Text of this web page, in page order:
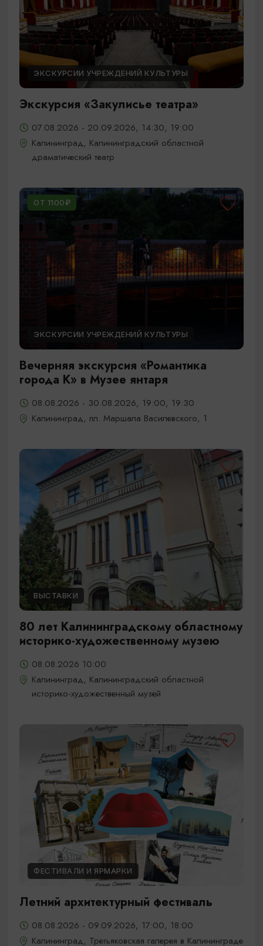
ЭКСКУРСИИ УЧРЕЖДЕНИЙ КУЛЬТУРЫ
Экскурсия «Закулисье театра»
07.08.2026 - 20.09.2026, 14:30, 19:00
Калининград, Калининградский областной
драматический театр
ОТ 1100₽
ЭКСКУРСИИ УЧРЕЖДЕНИЙ КУЛЬТУРЫ
Вечерняя экскурсия «Романтика
города К» в Музее янтаря
08.08.2026 - 30.08.2026, 19:00, 19:30
Калининград, пл. Маршала Василевского, 1
ВЫСТАВКИ
80 лет Калининградскому областному
историко-художественному музею
08.08.2026 10:00
Калининград, Калининградский областной
историко-художественный музей
ФЕСТИВАЛИ И ЯРМАРКИ
Летний архитектурный фестиваль
08.08.2026 - 09.09.2026, 17:00, 18:00
Калининград, Третьяковская галерея в Калининграде